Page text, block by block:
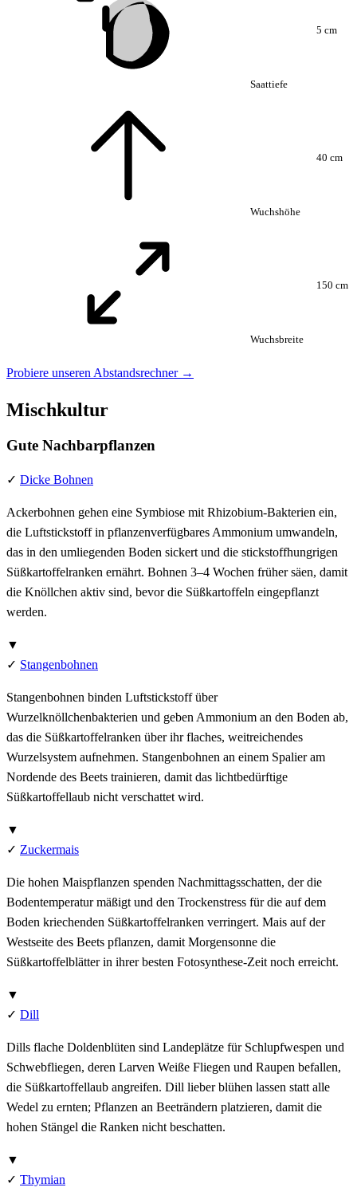
Saattiefe
5 cm
Wuchshöhe
40 cm
Wuchsbreite
150 cm
Probiere unseren Abstandsrechner →
Mischkultur
Gute Nachbarpflanzen
✓ Dicke Bohnen
Ackerbohnen gehen eine Symbiose mit Rhizobium-Bakterien ein,
die Luftstickstoff in pflanzenverfügbares Ammonium umwandeln,
das in den umliegenden Boden sickert und die stickstoffhungrigen
Süßkartoffelranken ernährt. Bohnen 3–4 Wochen früher säen, damit
die Knöllchen aktiv sind, bevor die Süßkartoffeln eingepflanzt
werden.
▼
✓ Stangenbohnen
Stangenbohnen binden Luftstickstoff über
Wurzelknöllchenbakterien und geben Ammonium an den Boden ab,
das die Süßkartoffelranken über ihr flaches, weitreichendes
Wurzelsystem aufnehmen. Stangenbohnen an einem Spalier am
Nordende des Beets trainieren, damit das lichtbedürftige
Süßkartoffellaub nicht verschattet wird.
▼
✓ Zuckermais
Die hohen Maispflanzen spenden Nachmittagsschatten, der die
Bodentemperatur mäßigt und den Trockenstress für die auf dem
Boden kriechenden Süßkartoffelranken verringert. Mais auf der
Westseite des Beets pflanzen, damit Morgensonne die
Süßkartoffelblätter in ihrer besten Fotosynthese-Zeit noch erreicht.
▼
✓ Dill
Dills flache Doldenblüten sind Landeplätze für Schlupfwespen und
Schwebfliegen, deren Larven Weiße Fliegen und Raupen befallen,
die Süßkartoffellaub angreifen. Dill lieber blühen lassen statt alle
Wedel zu ernten; Pflanzen an Beeträndern platzieren, damit die
hohen Stängel die Ranken nicht beschatten.
▼
✓ Thymian